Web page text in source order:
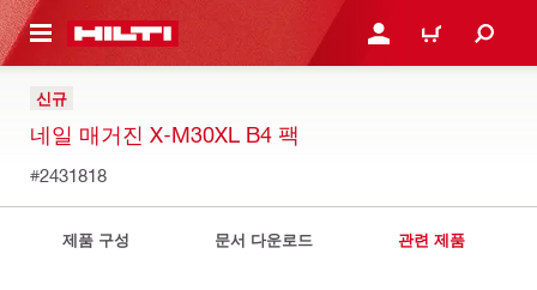
으로 건너뛰기 로그인 또는 회원가입
장바구니
신규
네일 매거진 X-M30XL B4 팩
#2431818
제품 구성 문서 다운로드 관련 제품